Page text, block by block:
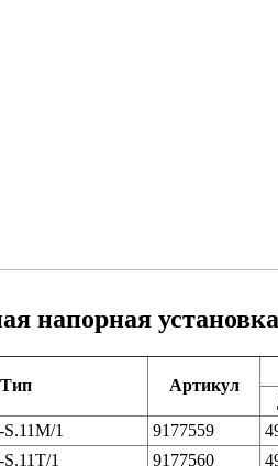
напорная
Тип Артикул
1
9177559
1
9177560